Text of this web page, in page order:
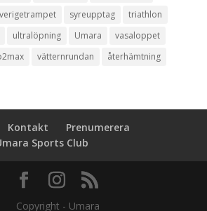
syreupptag
triathlon
ultralöpning Umara
vasaloppet
vätternrundan återhämtning
Kontakt
Prenumerera
Sports Club